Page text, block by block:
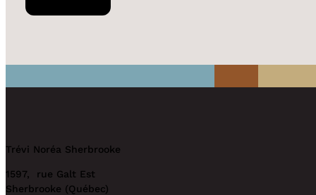
Trévi Noréa Sherbrooke
1597, rue Galt Est
Sherbrooke (Québec)